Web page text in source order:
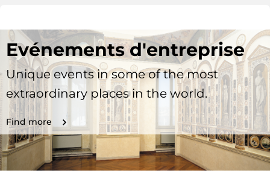
Evénements d'entreprise
Unique events in some of the most
extraordinary places in the world.
Find more